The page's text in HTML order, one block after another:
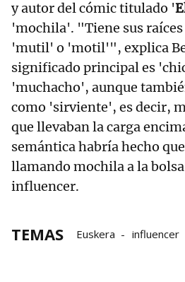
y autor del cómic titulado '
'mochila'. "Tiene sus raíces
'mutil' o 'motil'", explica
significado principal es
'muchacho', aunque
como 'sirviente', es decir,
que llevaban la carga
semántica habría hecho
llamando mochila a la
influencer.
TEMAS Euskera influencer